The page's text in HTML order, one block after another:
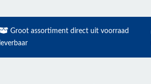
Groot assortiment direct uit voorraad
leverbaar